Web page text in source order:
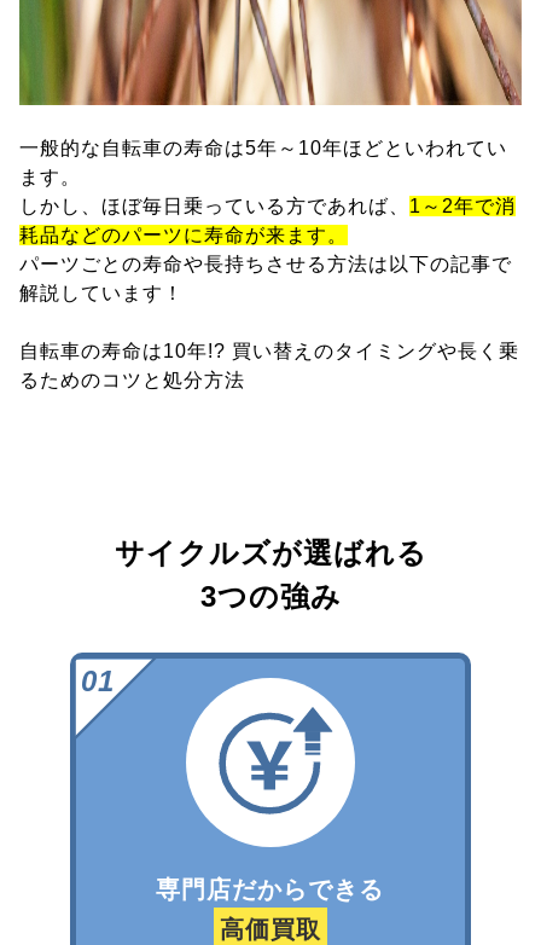
一般的な自転車の寿命は5年～10年ほどといわれてい
ます。
しかし、ほぼ毎日乗っている方であれば、 1～2年で消
耗品などのパーツに寿命が来ます。
パーツごとの寿命や長持ちさせる方法は以下の記事で
解説しています！
自転車の寿命は10年!? 買い替えのタイミングや長く乗
るためのコツと処分方法
サイクルズが選ばれる
3つの強み
専門店だからできる
高価買取